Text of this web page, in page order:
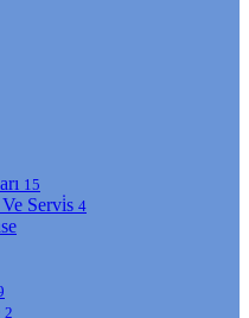
15
Servi̇s 4
2